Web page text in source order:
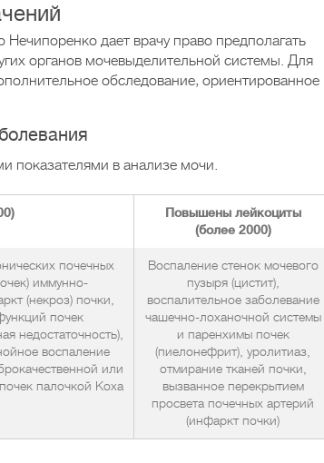
дает врачу право предполагать
органов мочевыделительной системы. Для
обследование, ориентированное
показателями в анализе мочи.
Повышены лейкоциты
(более 2000)
почечных
иммунно-
(некроз) почки,
почек
недостаточность),
воспаление
или
палочкой Коха
Воспаление стенок мочевого
пузыря (цистит),
воспалительное заболевание
чашечно-лоханочной системы
и паренхимы почек
(пиелонефрит), уролитиаз,
отмирание тканей почки,
вызванное перекрытием
просвета почечных артерий
(инфаркт почки)